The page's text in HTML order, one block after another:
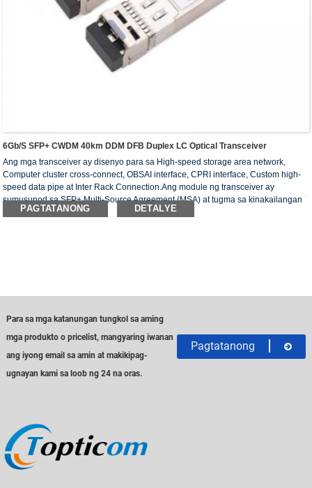
6Gb/s SFP+ CWDM 40km DDM DFB Duplex LC Optical Transceiver
Ang mga transceiver ay disenyo para sa High-speed storage area network,
Computer cluster cross-connect, OBSAI interface, CPRI interface, Custom high-
speed data pipe at Inter Rack Connection.Ang module ng transceiver ay
sumusunod sa SFP+ Multi-Source Agreement (MSA) at tugma sa kinakailangan
ng RoHS.
PAGTATANONG DETALYE
Para sa mga katanungan tungkol sa aming
mga produkto o pricelist, mangyaring iwanan
ang iyong email sa amin at makikipag-
ugnayan kami sa loob ng 24 na oras.
Pagtatanong